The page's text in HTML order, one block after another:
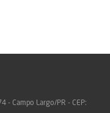
- Campo Largo/PR - CEP: